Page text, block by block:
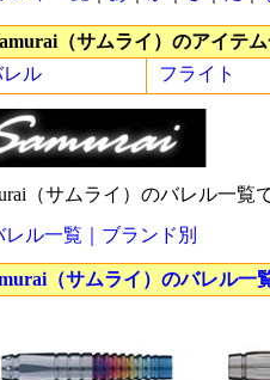
（サムライ）のアイテ
レル
フライト
（サムライ）のバレル一覧
ル一覧｜ブランド別
（サムライ）のバレル一